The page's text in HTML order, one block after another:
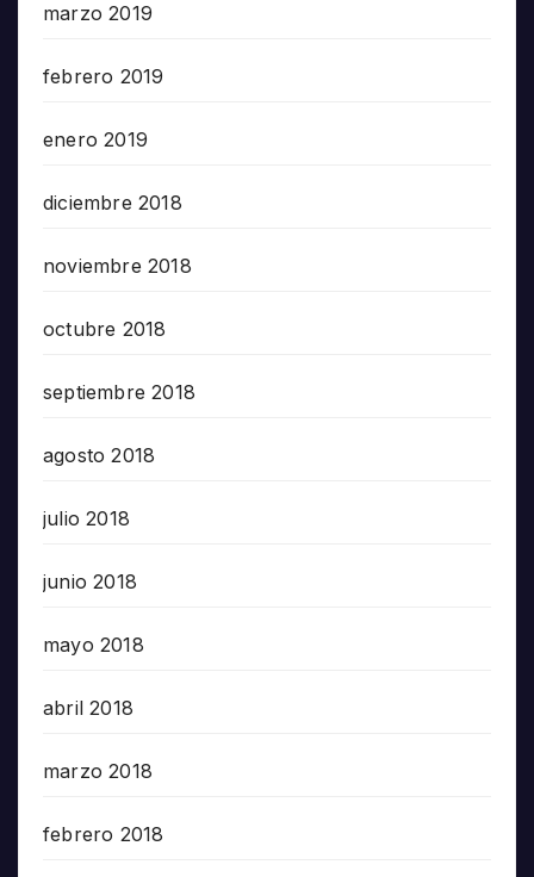
marzo 2019
febrero 2019
enero 2019
diciembre 2018
noviembre 2018
octubre 2018
septiembre 2018
agosto 2018
julio 2018
junio 2018
mayo 2018
abril 2018
marzo 2018
febrero 2018